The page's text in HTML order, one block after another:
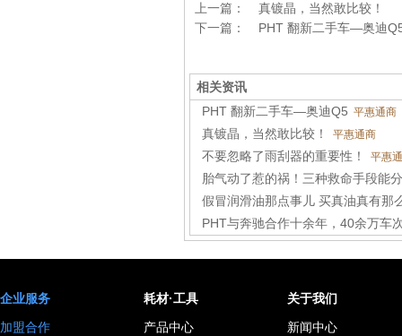
上一篇：
真镀晶，当然敢比较！
下一篇：
PHT 翻新二手车—奥迪
相关资讯
PHT 翻新二手车—奥迪Q5 平惠通商
真镀晶，当然敢比较！ 平惠通商
不要忽略了雨刮器的重要性！ 平惠
胎气动了惹的祸！三种救命手段能
假冒润滑油那点事儿 买真油真有那
PHT与奔驰合作十余年，40余万车
企业服务
加盟合作
耗材·工具
产品中心
关于我们
新闻中心